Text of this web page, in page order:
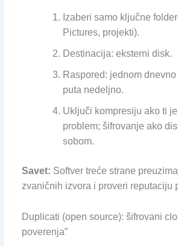
Izaberi samo ključne
Pictures, projekti).
Destinacija: eksterni disk.
Raspored: jednom
puta nedeljno.
Uključi kompresiju ako ti
problem; šifrovanje ako
sobom.
Savet: Softver treće strane
zvaničnih izvora i proveri reputaciju
Duplicati (open source): šifrovani
poverenja”